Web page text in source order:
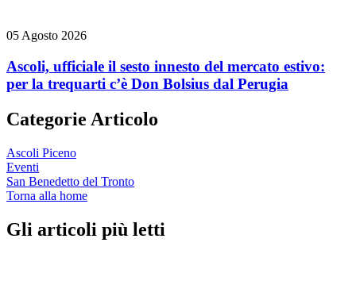
05 Agosto 2026
Ascoli, ufficiale il sesto innesto del mercato estivo:
per la trequarti c’è Don Bolsius dal Perugia
Categorie Articolo
Ascoli Piceno
Eventi
San Benedetto del Tronto
Torna alla home
Gli articoli più letti